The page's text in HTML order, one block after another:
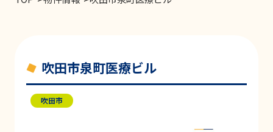
吹田市泉町医療ビル
吹田市